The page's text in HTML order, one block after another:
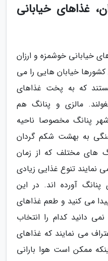
غذاهای خیابانی
خیابانی خوشمزه و ارزان
خیابان هایی را می
که به پخت غذاهای
مالزی و پنانگ هم
شهر پنانگ مخصوصا ناحیه
به بهشت شکم گردان
های مختلف که از زمان
نمایند تنوع غذایی زیادی
آورده اند. در این
می کنید و طعم غذاهای
دانید کدام را انتخاب
می نمایند که غذاهای
ممکن است هوا بارانی